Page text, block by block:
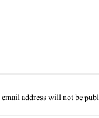
address will not be